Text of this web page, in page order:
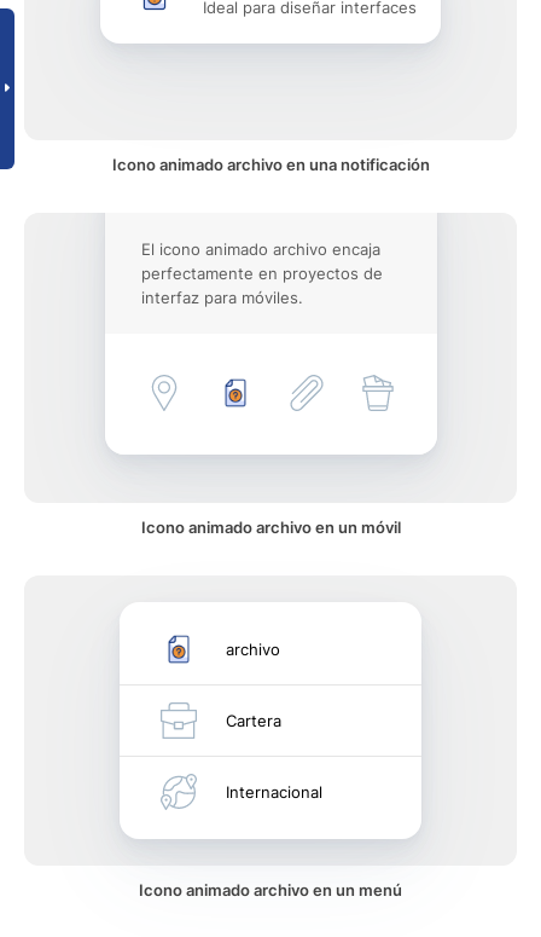
Ideal para diseñar interfaces
Icono animado archivo en una notificación
El icono animado archivo encaja
perfectamente en proyectos de
interfaz para móviles.
Icono animado archivo en un móvil
archivo
Cartera
Internacional
Icono animado archivo en un menú